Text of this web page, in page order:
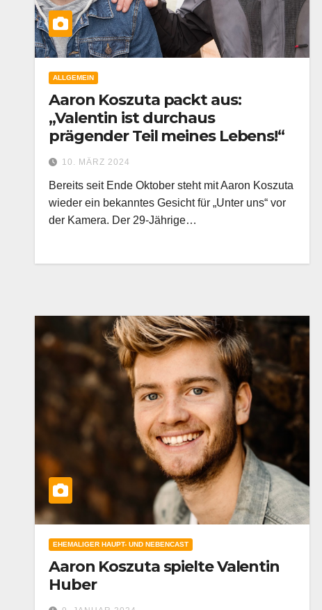
ALLGEMEIN
Aaron Koszuta packt aus:
„Valentin ist durchaus
prägender Teil meines Lebens!“
10. MÄRZ 2024
Bereits seit Ende Oktober steht mit Aaron Koszuta
wieder ein bekanntes Gesicht für „Unter uns“ vor
der Kamera. Der 29-Jährige…
EHEMALIGER HAUPT- UND NEBENCAST
Aaron Koszuta spielte Valentin
Huber